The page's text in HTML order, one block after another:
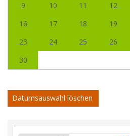
9
10 11 12
16
17 18 19
23
24 25 26
30
Datumsauswahl löschen